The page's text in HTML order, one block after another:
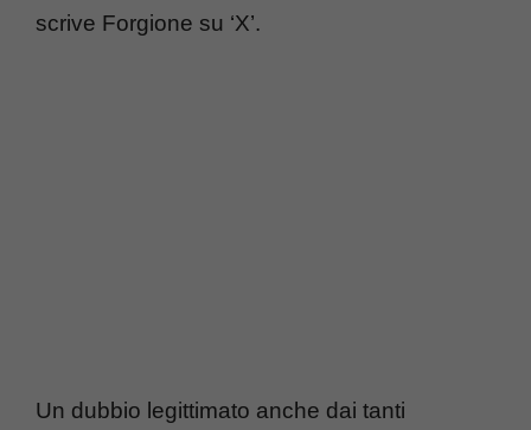
scrive Forgione su ‘X’.
Un dubbio legittimato anche dai tanti